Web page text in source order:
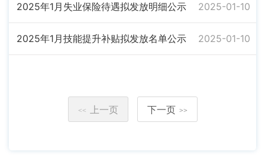
2025年1月失业保险待遇拟发放明细公示 2025-01-10
2025年1月技能提升补贴拟发放名单公示 2025-01-10
<< 上一页 下一页 >>